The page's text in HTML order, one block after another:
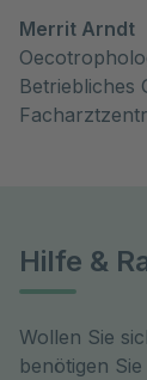
Merrit Arndt
Betriebliches
Hilfe &
Wollen Sie
benötigen